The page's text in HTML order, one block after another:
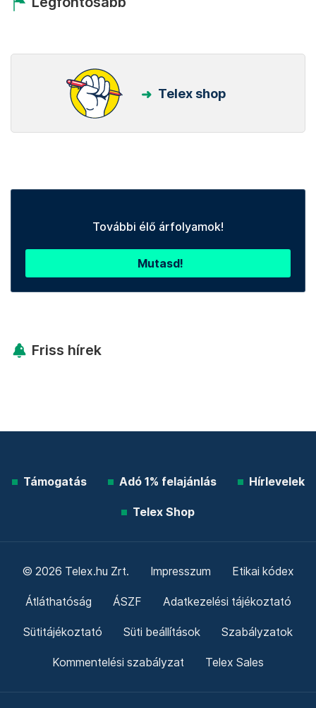
Telex shop
További élő árfolyamok!
Mutasd!
Friss hírek
Támogatás Adó 1% felajánlás Hírlevelek
Telex Shop
© 2026 Telex.hu Zrt. Impresszum Etikai kódex
Átláthatóság ÁSZF Adatkezelési tájékoztató
Sütitájékoztató Süti beállítások Szabályzatok
Kommentelési szabályzat Telex Sales